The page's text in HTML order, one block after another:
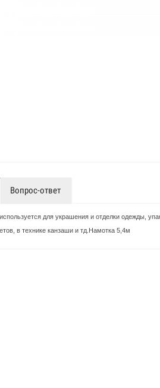
Вопрос-ответ
для украшения и отделки одежды,
в технике канзаши и тд.Намотка 5,4м